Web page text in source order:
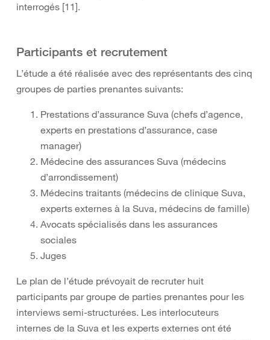
interrogés [11].
Participants et recrutement
L’étude a été réalisée avec des représentants des cinq
groupes de parties prenantes suivants:
Prestations d’assurance Suva (chefs d’agence,
experts en prestations d’assurance, case
manager)
Médecine des assurances Suva (médecins
d’arrondissement)
Médecins traitants (médecins de clinique Suva,
experts externes à la Suva, médecins de famille)
Avocats spécialisés dans les assurances
sociales
Juges
Le plan de l’étude prévoyait de recruter huit
participants par groupe de parties prenantes pour les
interviews semi-structurées. Les interlocuteurs
internes de la Suva et les experts externes ont été